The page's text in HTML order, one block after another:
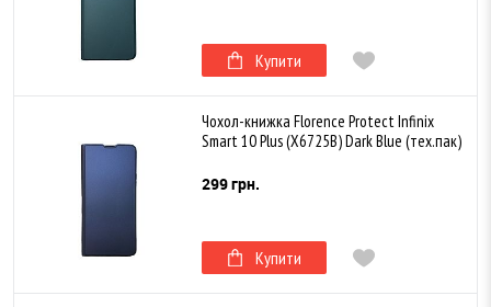
Купити
Чохол-книжка Florence Protect Infinix
Smart 10 Plus (X6725B) Dark Blue (тех.пак)
299 грн.
Купити